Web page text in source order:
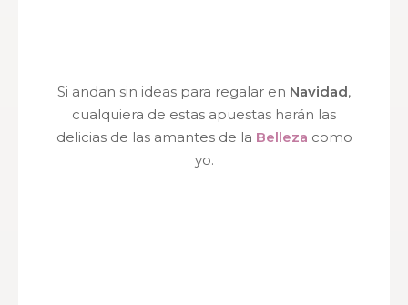
Si andan sin ideas para regalar en Navidad,
cualquiera de estas apuestas harán las
delicias de las amantes de la Belleza como
yo.